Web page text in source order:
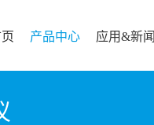
产品中心 应用&新闻